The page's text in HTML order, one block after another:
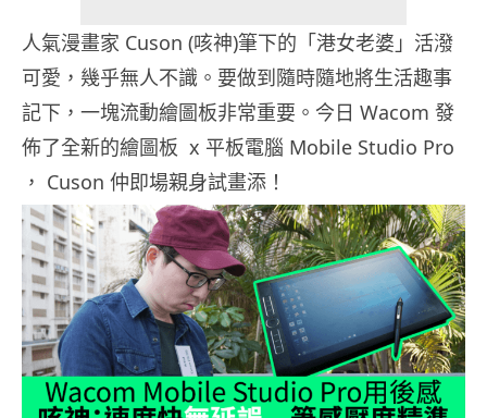
人氣漫畫家 Cuson (咳神)筆下的「港女老婆」活潑
可愛，幾乎無人不識。要做到隨時隨地將生活趣事
記下，一塊流動繪圖板非常重要。今日 Wacom 發
佈了全新的繪圖板 x 平板電腦 Mobile Studio Pro
， Cuson 仲即場親身試畫添！